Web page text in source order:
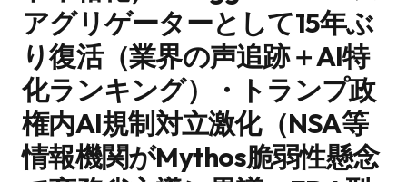
アグリゲーターとして15年ぶ
り復活（業界の声追跡＋AI特
化ランキング）・トランプ政
権内AI規制対立激化（NSA等
情報機関がMythos脆弱性懸念